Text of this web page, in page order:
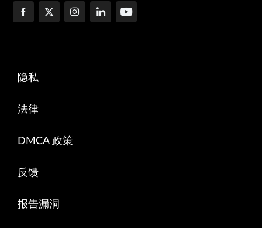
隐私
法律
DMCA 政策
反馈
报告漏洞